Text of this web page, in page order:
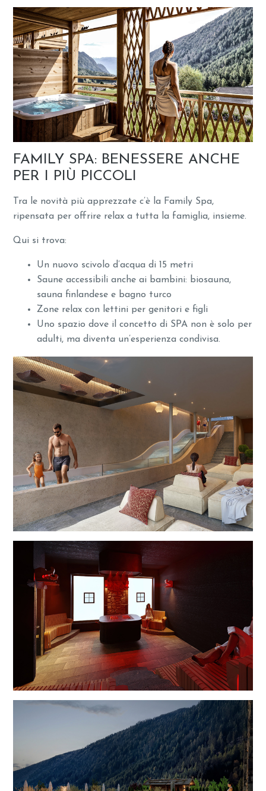
FAMILY SPA: BENESSERE ANCHE
PER I PIÙ PICCOLI
Tra le novità più apprezzate c’è la Family Spa,
ripensata per offrire relax a tutta la famiglia, insieme.
Qui si trova:
Un nuovo scivolo d’acqua di 15 metri
Saune accessibili anche ai bambini: biosauna,
sauna finlandese e bagno turco
Zone relax con lettini per genitori e figli
Uno spazio dove il concetto di SPA non è solo per
adulti, ma diventa un’esperienza condivisa.